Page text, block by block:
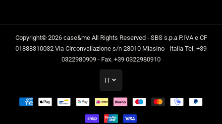
Copyright© 2026 case&meAll Rights Reserved - SBS s.p.a P.IVA e CF
01888310032 Via Circonvallazione s/n 28010 Miasino - Italia Tel. +39
0322980909 - Fax. +39 0322980910
IT